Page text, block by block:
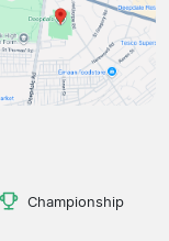
Championship